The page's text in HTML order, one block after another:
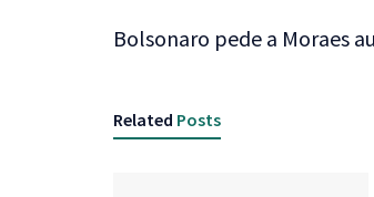
Bolsonaro pede a Moraes
Related Posts